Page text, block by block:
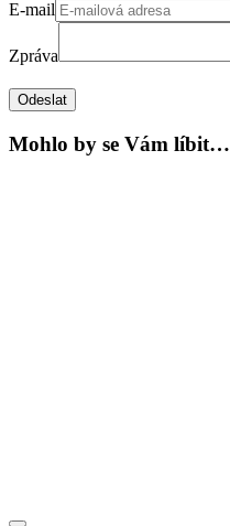
E-mail
Zpráva
Odeslat
Mohlo by se Vám líbit…